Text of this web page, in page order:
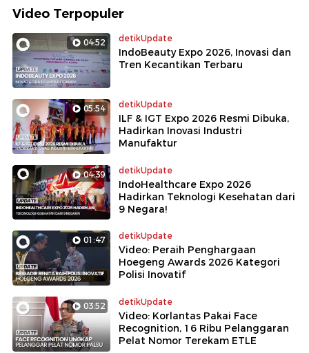
Video Terpopuler
04:52 detikUpdate
IndoBeauty Expo 2026, Inovasi dan
Tren Kecantikan Terbaru
05:54 detikUpdate
ILF & IGT Expo 2026 Resmi Dibuka,
Hadirkan Inovasi Industri
Manufaktur
04:39 detikUpdate
IndoHealthcare Expo 2026
Hadirkan Teknologi Kesehatan dari
9 Negara!
01:47 detikUpdate
Video: Peraih Penghargaan
Hoegeng Awards 2026 Kategori
Polisi Inovatif
03:52 detikUpdate
Video: Korlantas Pakai Face
Recognition, 16 Ribu Pelanggaran
Pelat Nomor Terekam ETLE